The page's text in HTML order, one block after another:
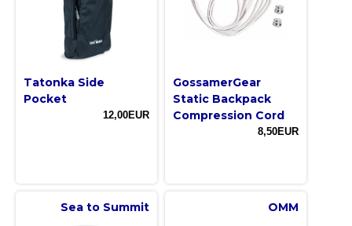
Tatonka Side
Pocket
12,00EUR
GossamerGear
Static Backpack
Compression Cord
8,50EUR
Sea to Summit OMM